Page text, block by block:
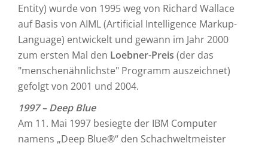
Entity) wurde von 1995 weg von Richard Wallace
auf Basis von AIML (Artificial Intelligence Markup-
Language) entwickelt und gewann im Jahr 2000
zum ersten Mal den Loebner-Preis (der das
"menschenähnlichste" Programm auszeichnet)
gefolgt von 2001 und 2004.
1997 – Deep Blue
Am 11. Mai 1997 besiegte der IBM Computer
namens „Deep Blue®“ den Schachweltmeister